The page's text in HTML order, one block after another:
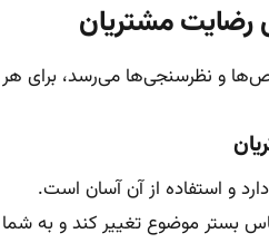
رضایت مشتریان
و نظرسنجی‌ها می‌رسد، برای
و استفاده از آن آسان است.
بستر موضوع تغییر کند و به